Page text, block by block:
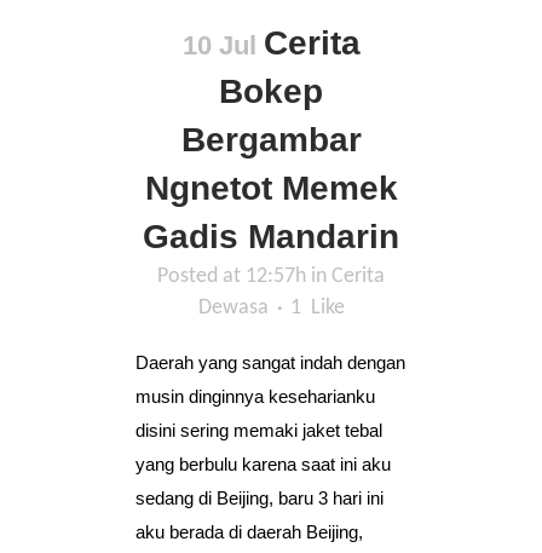
10 Jul Cerita
Bokep
Bergambar
Ngnetot Memek
Gadis Mandarin
Posted at 12:57h in Cerita
Dewasa
1 Like
Daerah yang sangat indah dengan
musin dinginnya keseharianku
disini sering memaki jaket tebal
yang berbulu karena saat ini aku
sedang di Beijing, baru 3 hari ini
aku berada di daerah Beijing,